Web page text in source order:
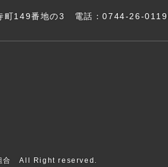
町149番地の3 電話：0744-26-0119
合 All Right reserved.